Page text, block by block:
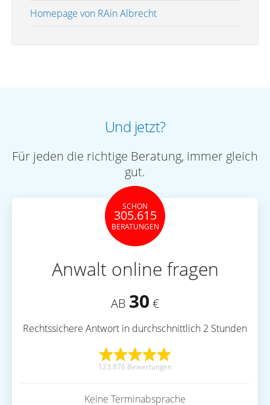
Homepage von RAin Albrecht
Und jetzt?
Für jeden die richtige Beratung, immer gleich
gut.
SCHON
305.615
BERATUNGEN
Anwalt online fragen
AB 30 €
Rechtssichere Antwort in durchschnittlich 2 Stunden
123.876 Bewertungen
Keine Terminabsprache